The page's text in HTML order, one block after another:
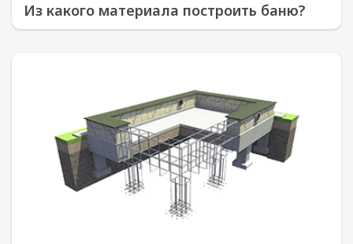
Из какого материала построить баню?